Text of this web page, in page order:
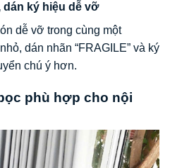
ký hiệu dễ vỡ
dễ vỡ trong cùng một
dán nhãn “FRAGILE” và ký
chú ý hơn.
phù hợp cho nội